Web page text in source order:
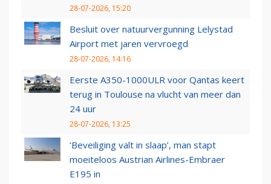
28-07-2026, 15:20
Besluit over natuurvergunning Lelystad
Airport met jaren vervroegd
28-07-2026, 14:16
Eerste A350-1000ULR voor Qantas keert
terug in Toulouse na vlucht van meer dan
24 uur
28-07-2026, 13:25
‘Beveiliging valt in slaap’, man stapt
moeiteloos Austrian Airlines-Embraer
E195 in